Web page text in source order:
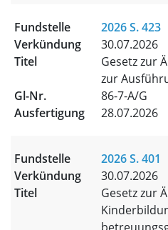
2026 S. 423
30.07.2026
Gesetz zur
zur
86-7-A/G
28.07.2026
2026 S. 401
30.07.2026
Gesetz zur